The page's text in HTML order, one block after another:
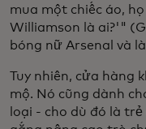
mua một chiếc áo,
Williamson là ai?'"
bóng nữ Arsenal và
Tuy nhiên, cửa hàng
mộ. Nó cũng dành
loại - cho dù đó là